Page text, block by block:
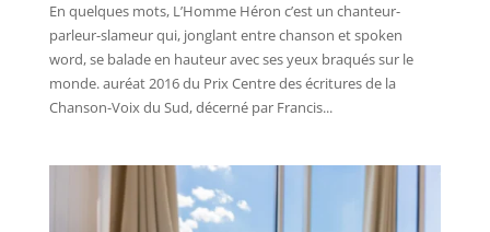
En quelques mots, L’Homme Héron c’est un chanteur-
parleur-slameur qui, jonglant entre chanson et spoken
word, se balade en hauteur avec ses yeux braqués sur le
monde. auréat 2016 du Prix Centre des écritures de la
Chanson-Voix du Sud, décerné par Francis...